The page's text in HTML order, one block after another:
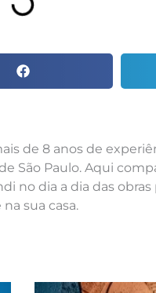
de 8 anos de
São Paulo. Aqui
no dia a dia das obras
sua casa.